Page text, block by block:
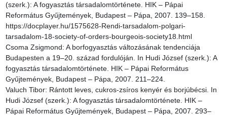
(szerk.): A fogyasztás társadalomtörténete. HIK – Pápai
Református Gyűjtemények, Budapest – Pápa, 2007. 139–158.
https://docplayer.hu/1575628-Rendi-tarsadalom-polgari-
tarsadalom-18-society-of-orders-bourgeois-society18.html
Csoma Zsigmond: A borfogyasztás változásának tendenciája
Budapesten a 19–20. század fordulóján. In Hudi József (szerk.): A
fogyasztás társadalomtörténete. HIK – Pápai Református
Gyűjtemények, Budapest – Pápa, 2007. 211–224.
Valuch Tibor: Rántott leves, cukros-zsíros kenyér és borjúbécsi. In
Hudi József (szerk.): A fogyasztás társadalomtörténete. HIK –
Pápai Református Gyűjtemények, Budapest – Pápa, 2007. 293–